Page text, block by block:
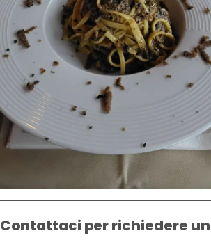
Contattaci per richiedere